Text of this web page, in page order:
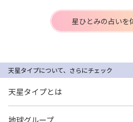
星ひとみの占いを
天星タイプについて、さらにチェック
天星タイプとは